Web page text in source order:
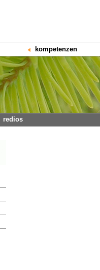
kompetenzen
redios